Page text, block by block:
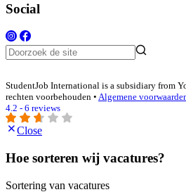
Social
StudentJob International is a subsidiary from
rechten voorbehouden • Algemene
4.2 - 6 reviews
Close
Hoe sorteren wij vacatures?
Sortering van vacatures